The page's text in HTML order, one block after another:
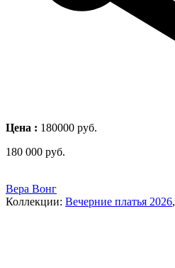
Цена : 180000 руб.
180 000 руб.
Вера Вонг
Коллекции: Вечерние платья 2026,